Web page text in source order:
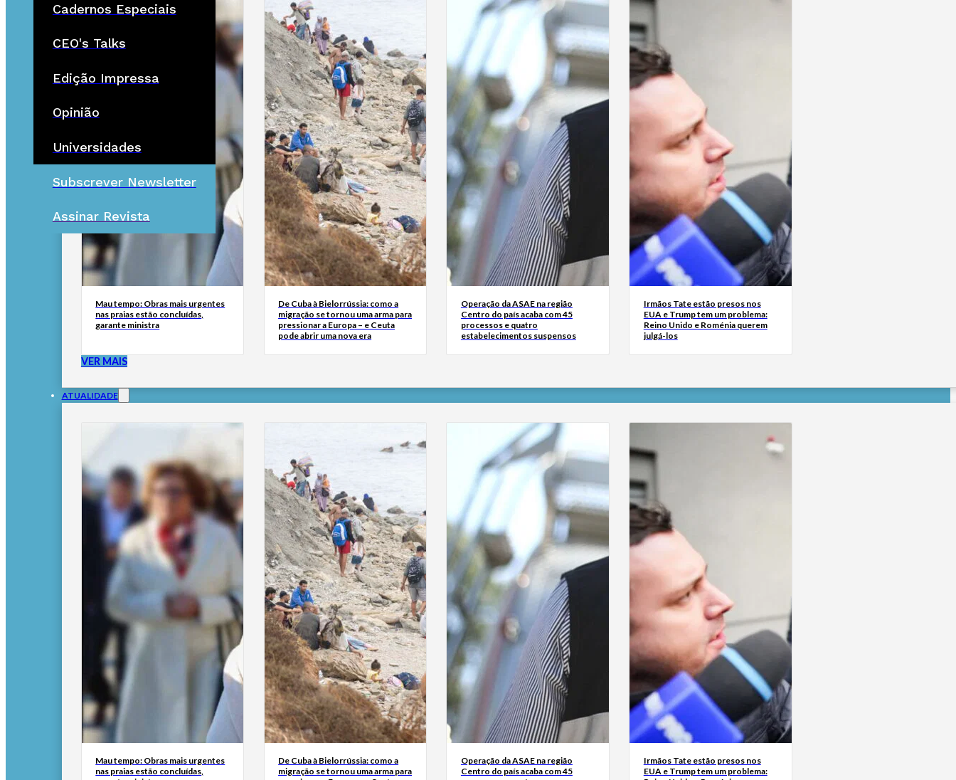
Cadernos Especiais
CEO's Talks
Edição Impressa
Opinião
Universidades
Subscrever Newsletter
Assinar Revista
Mau tempo: Obras mais urgentes
nas praias estão concluídas,
garante ministra
De Cuba à Bielorrússia: como a
migração se tornou uma arma para
pressionar a Europa – e Ceuta
pode abrir uma nova era
Operação da ASAE na região
Centro do país acaba com 45
processos e quatro
estabelecimentos suspensos
Irmãos Tate estão presos nos
EUA e Trump tem um problema:
Reino Unido e Roménia querem
julgá-los
VER MAIS
ATUALIDADE
Mau tempo: Obras mais urgentes
nas praias estão concluídas,
De Cuba à Bielorrússia: como a
migração se tornou uma arma para
Operação da ASAE na região
Centro do país acaba com 45
Irmãos Tate estão presos nos
EUA e Trump tem um problema: